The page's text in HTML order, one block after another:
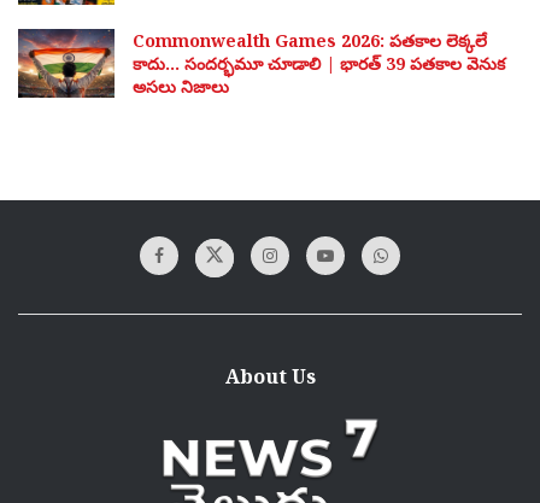
Commonwealth Games 2026: పతకాల లెక్కలే
కాదు… సందర్భమూ చూడాలి | భారత్ 39 పతకాల వెనుక
అసలు నిజాలు
About Us